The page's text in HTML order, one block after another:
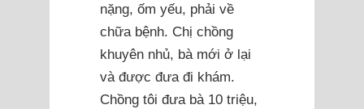
nặng, ốm yếu, phải về
chữa bệnh. Chị chồng
khuyên nhủ, bà mới ở lại
và được đưa đi khám.
Chồng tôi đưa bà 10 triệu,